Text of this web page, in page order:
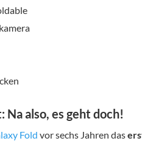
Na also, es geht doch!
Fold vor sechs Jahren das